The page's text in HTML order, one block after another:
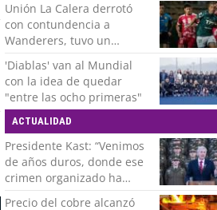
Unión La Calera derrotó
con contundencia a
Wanderers, tuvo un
respiro y clasificó en Copa
Chile
'Diablas' van al Mundial
con la idea de quedar
"entre las ocho primeras"
ACTUALIDAD
Presidente Kast: “Venimos
de años duros, donde ese
crimen organizado ha
ocupado un lugar que no
Precio del cobre alcanzó